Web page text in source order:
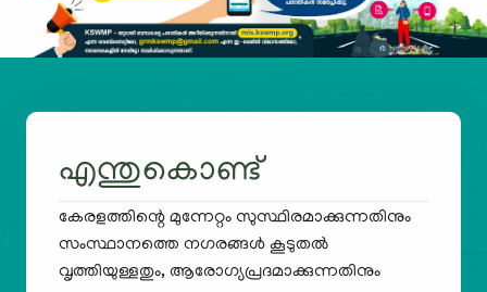
എന്തുകൊണ്ട്
കേരളത്തിന്റെ മുന്നേറ്റം സുസ്ഥിരമാക്കുന്നതിനും
സംസ്ഥാനത്തെ നഗരങ്ങൾ കൂടുതൽ
വൃത്തിയുള്ളതും, ആരോഗ്യപ്രദമാക്കുന്നതിനും